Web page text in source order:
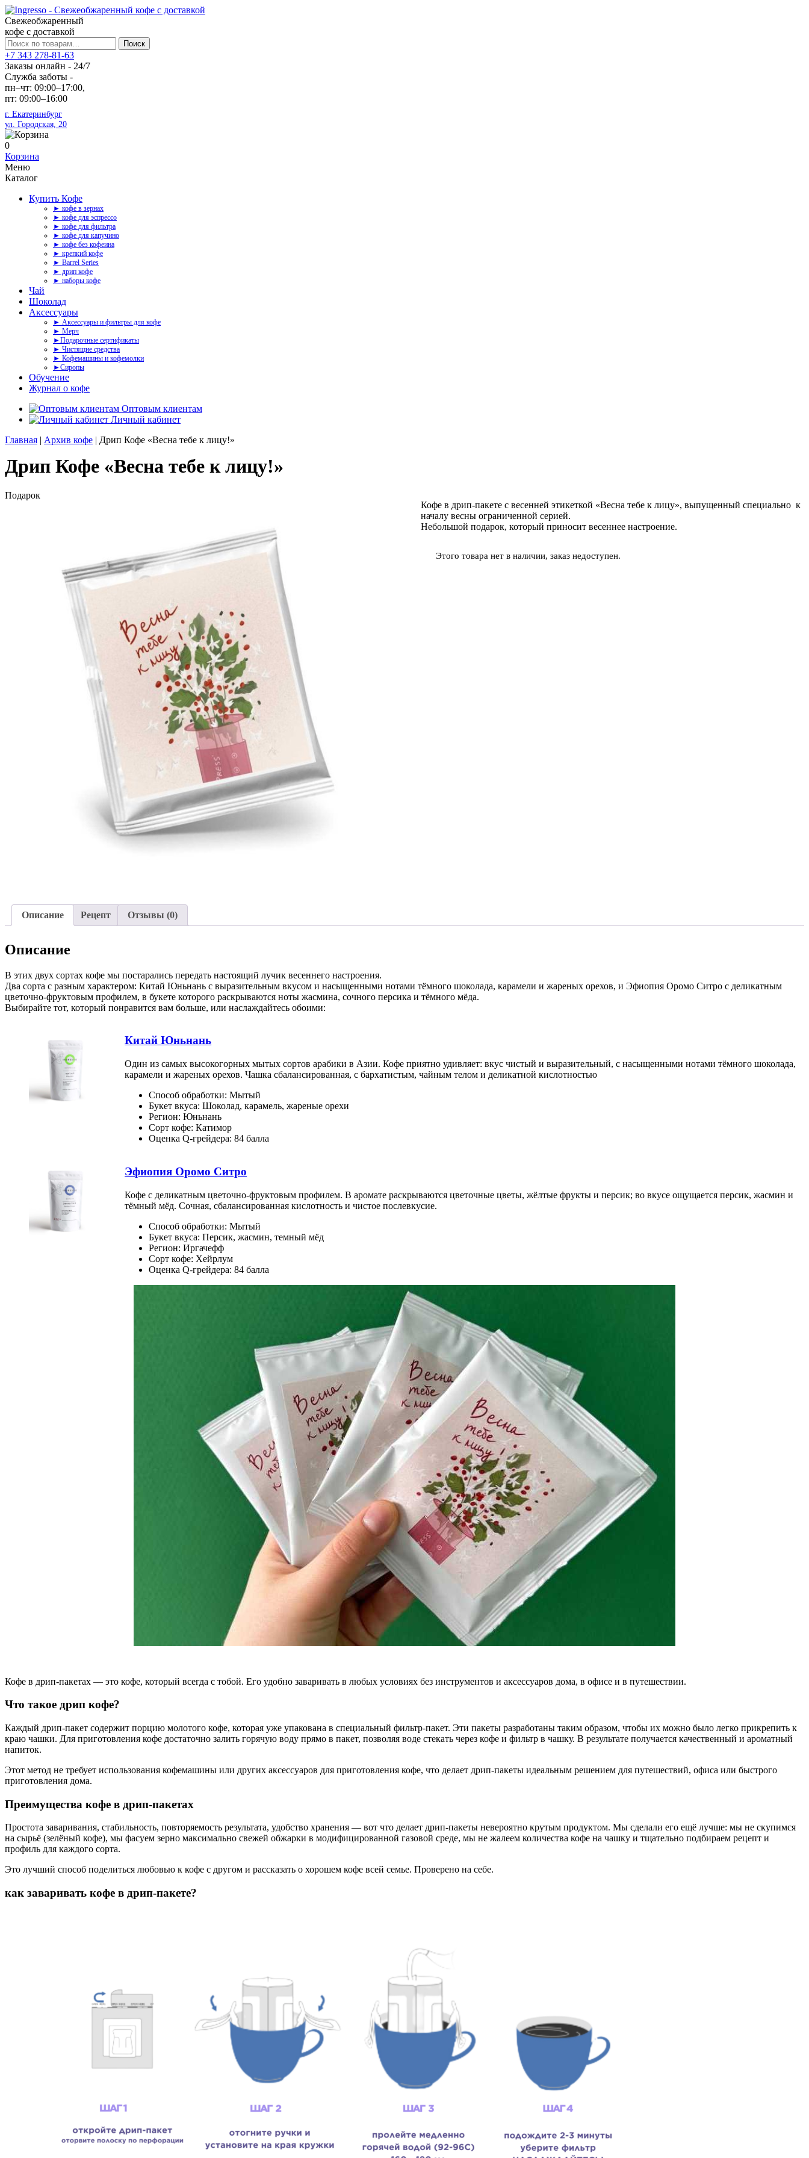
Свежеобжаренный
кофе с доставкой
Искать:
Поиск
+7 343 278-81-63
Заказы онлайн - 24/7
Служба заботы -
пн–чт: 09:00–17:00,
пт: 09:00–16:00
г. Екатеринбург
ул. Городская, 20
0
Корзина
Меню
Каталог
Купить Кофе
► кофе в зернах
► кофе для эспрессо
► кофе для фильтра
► кофе для капучино
► кофе без кофеина
► крепкий кофе
► Barrel Series
► дрип кофе
► наборы кофе
Чай
Шоколад
Аксессуары
► Аксессуары и фильтры для кофе
► Мерч
►Подарочные сертификаты
► Чистящие средства
► Кофемашины и кофемолки
►Сиропы
Обучение
Журнал о кофе
Оптовым клиентам
Личный кабинет
Главная | Архив кофе | Дрип Кофе «Весна тебе к лицу!»
Дрип Кофе «Весна тебе к лицу!»
Подарок
Кофе в дрип-пакете с весенней этикеткой «Весна тебе к лицу», выпущенный специально к
началу весны ограниченной серией.
Небольшой подарок, который приносит весеннее настроение.
Этого товара нет в наличии, заказ недоступен.
Описание Рецепт Отзывы (0)
Описание
В этих двух сортах кофе мы постарались передать настоящий лучик весеннего настроения.
Два сорта с разным характером: Китай Юньнань с выразительным вкусом и насыщенными нотами тёмного шоколада, карамели и жареных орехов, и Эфиопия Оромо Ситро с деликатным
цветочно-фруктовым профилем, в букете которого раскрываются ноты жасмина, сочного персика и тёмного мёда.
Выбирайте тот, который понравится вам больше, или наслаждайтесь обоими:
Китай Юньнань
Один из самых высокогорных мытых сортов арабики в Азии. Кофе приятно удивляет: вкус чистый и выразительный, с насыщенными нотами тёмного шоколада,
карамели и жареных орехов. Чашка сбалансированная, с бархатистым, чайным телом и деликатной кислотностью
Способ обработки: Мытый
Букет вкуса: Шоколад, карамель, жареные орехи
Регион: Юньнань
Сорт кофе: Катимор
Оценка Q-грейдера: 84 балла
Эфиопия Оромо Ситро
Кофе с деликатным цветочно-фруктовым профилем. В аромате раскрываются цветочные цветы, жёлтые фрукты и персик; во вкусе ощущается персик, жасмин и
тёмный мёд. Сочная, сбалансированная кислотность и чистое послевкусие.
Способ обработки: Мытый
Букет вкуса: Персик, жасмин, темный мёд
Регион: Иргачефф
Сорт кофе: Хейрлум
Оценка Q-грейдера: 84 балла
Кофе в дрип-пакетах — это кофе, который всегда с тобой. Его удобно заваривать в любых условиях без инструментов и аксессуаров дома, в офисе и в путешествии.
Что такое дрип кофе?
Каждый дрип-пакет содержит порцию молотого кофе, которая уже упакована в специальный фильтр-пакет. Эти пакеты разработаны таким образом, чтобы их можно было легко прикрепить к
краю чашки. Для приготовления кофе достаточно залить горячую воду прямо в пакет, позволяя воде стекать через кофе и фильтр в чашку. В результате получается качественный и ароматный
напиток.
Этот метод не требует использования кофемашины или других аксессуаров для приготовления кофе, что делает дрип-пакеты идеальным решением для путешествий, офиса или быстрого
приготовления дома.
Преимущества кофе в дрип-пакетах
Простота заваривания, стабильность, повторяемость результата, удобство хранения — вот что делает дрип-пакеты невероятно крутым продуктом. Мы сделали его ещё лучше: мы не скупимся
на сырьё (зелёный кофе), мы фасуем зерно максимально свежей обжарки в модифицированной газовой среде, мы не жалеем количества кофе на чашку и тщательно подбираем рецепт и
профиль для каждого сорта.
Это лучший способ поделиться любовью к кофе с другом и рассказать о хорошем кофе всей семье. Проверено на себе.
как заваривать кофе в дрип-пакете?